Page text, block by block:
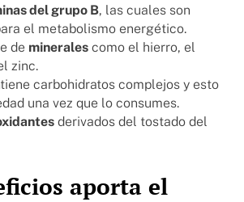
del grupo B, las cuales son
el metabolismo energético.
de minerales como el hierro, el
zinc.
carbohidratos complejos y esto
una vez que lo consumes.
derivados del tostado del
aporta el